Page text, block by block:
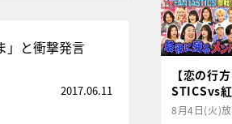
」と衝撃発言
2017.06.11
【恋の行
STICSvs
8月4日(火)